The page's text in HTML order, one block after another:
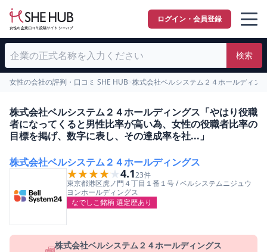
ログイン・会員登録
検索
女性の会社の評判・口コミ SHE HUB 株式会社ベルシステム２４ホールディン
株式会社ベルシステム２４ホールディングス「やはり役職
者になってくると男性比率が高い為、女性の役職者比率の
目標を掲げ、数字に表し、その達成率を社...」
株式会社ベルシステム２４ホールディングス
★★★★★
★★★★★4.123件
東京都港区虎ノ門４丁目１番１号/ベルシステムニジュウ
ヨンホールディングス
なでしこ銘柄 選定歴あり
株式会社ベルシステム２４ホールディングス